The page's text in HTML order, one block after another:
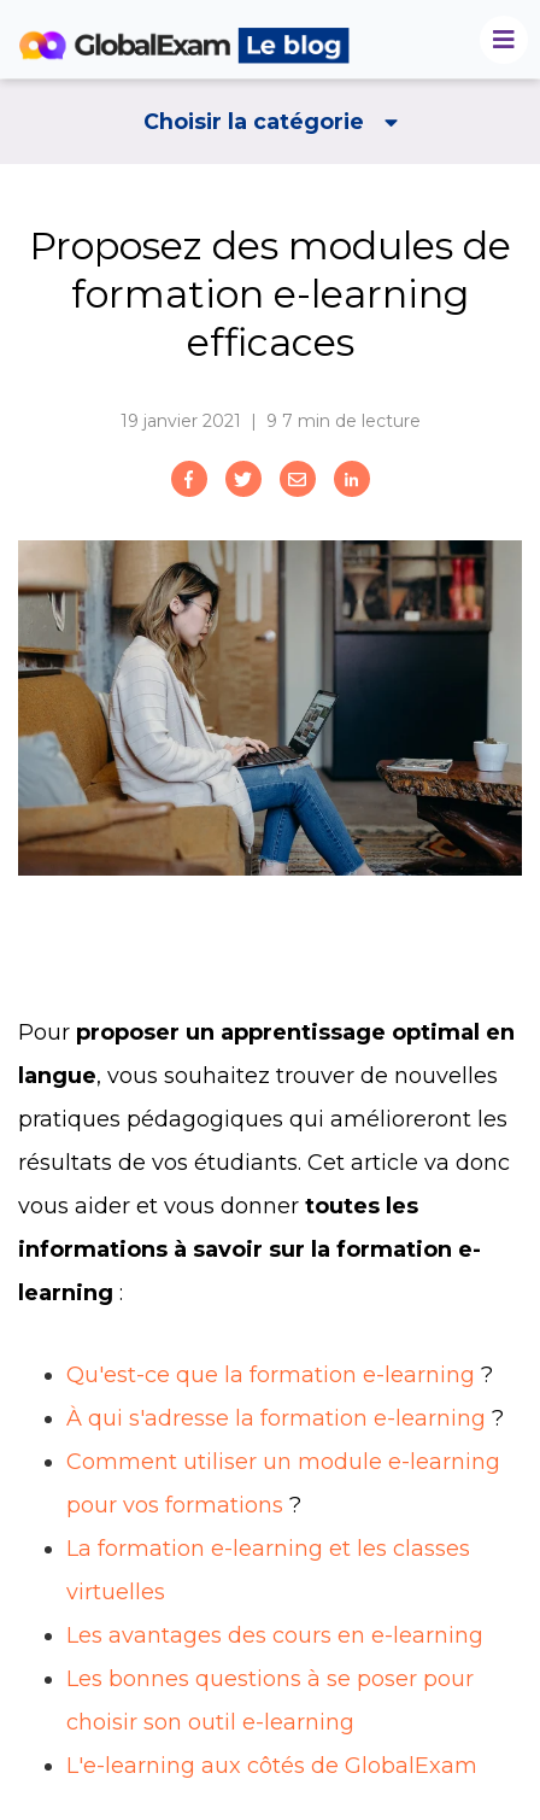
Choisir la catégorie
Proposez des modules de
formation e-learning
efficaces
19 janvier 2021 | 9 7 min de lecture
Pour proposer un apprentissage optimal en
langue, vous souhaitez trouver de nouvelles
pratiques pédagogiques qui amélioreront les
résultats de vos étudiants. Cet article va donc
vous aider et vous donner toutes les
informations à savoir sur la formation e-
learning :
Qu'est-ce que la formation e-learning ?
À qui s'adresse la formation e-learning ?
Comment utiliser un module e-learning
pour vos formations ?
La formation e-learning et les classes
virtuelles
Les avantages des cours en e-learning
Les bonnes questions à se poser pour
choisir son outil e-learning
L'e-learning aux côtés de GlobalExam